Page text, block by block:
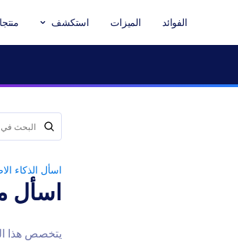
الفوائد الميزات استكشف
اسأل الذكاء
اسأل
يتخصص هذا